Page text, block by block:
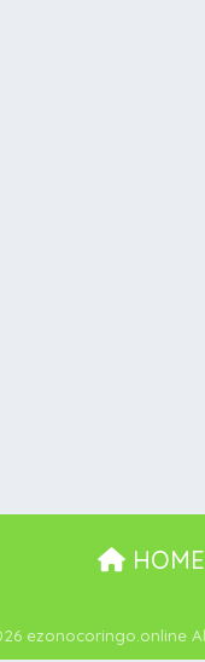
HOME
ezonocoringo.online